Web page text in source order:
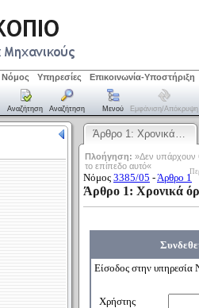
Νόμος Υπηρεσίες Επικοινωνία-Υποστήριξη
Αναζήτηση Αναζήτηση Μενού Εμφάνιση/απόκρυψη
Άρθρο 1: Χρονικά…